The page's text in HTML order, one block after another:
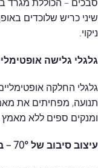
שיני כריש שלוכדים
ניקוי.
גלגלי גלישה
גלגלי החלקה
תנועה, מפחיתים את
ומנקים ספים ללא מאמץ
עיצוב סיבוב של 70° –